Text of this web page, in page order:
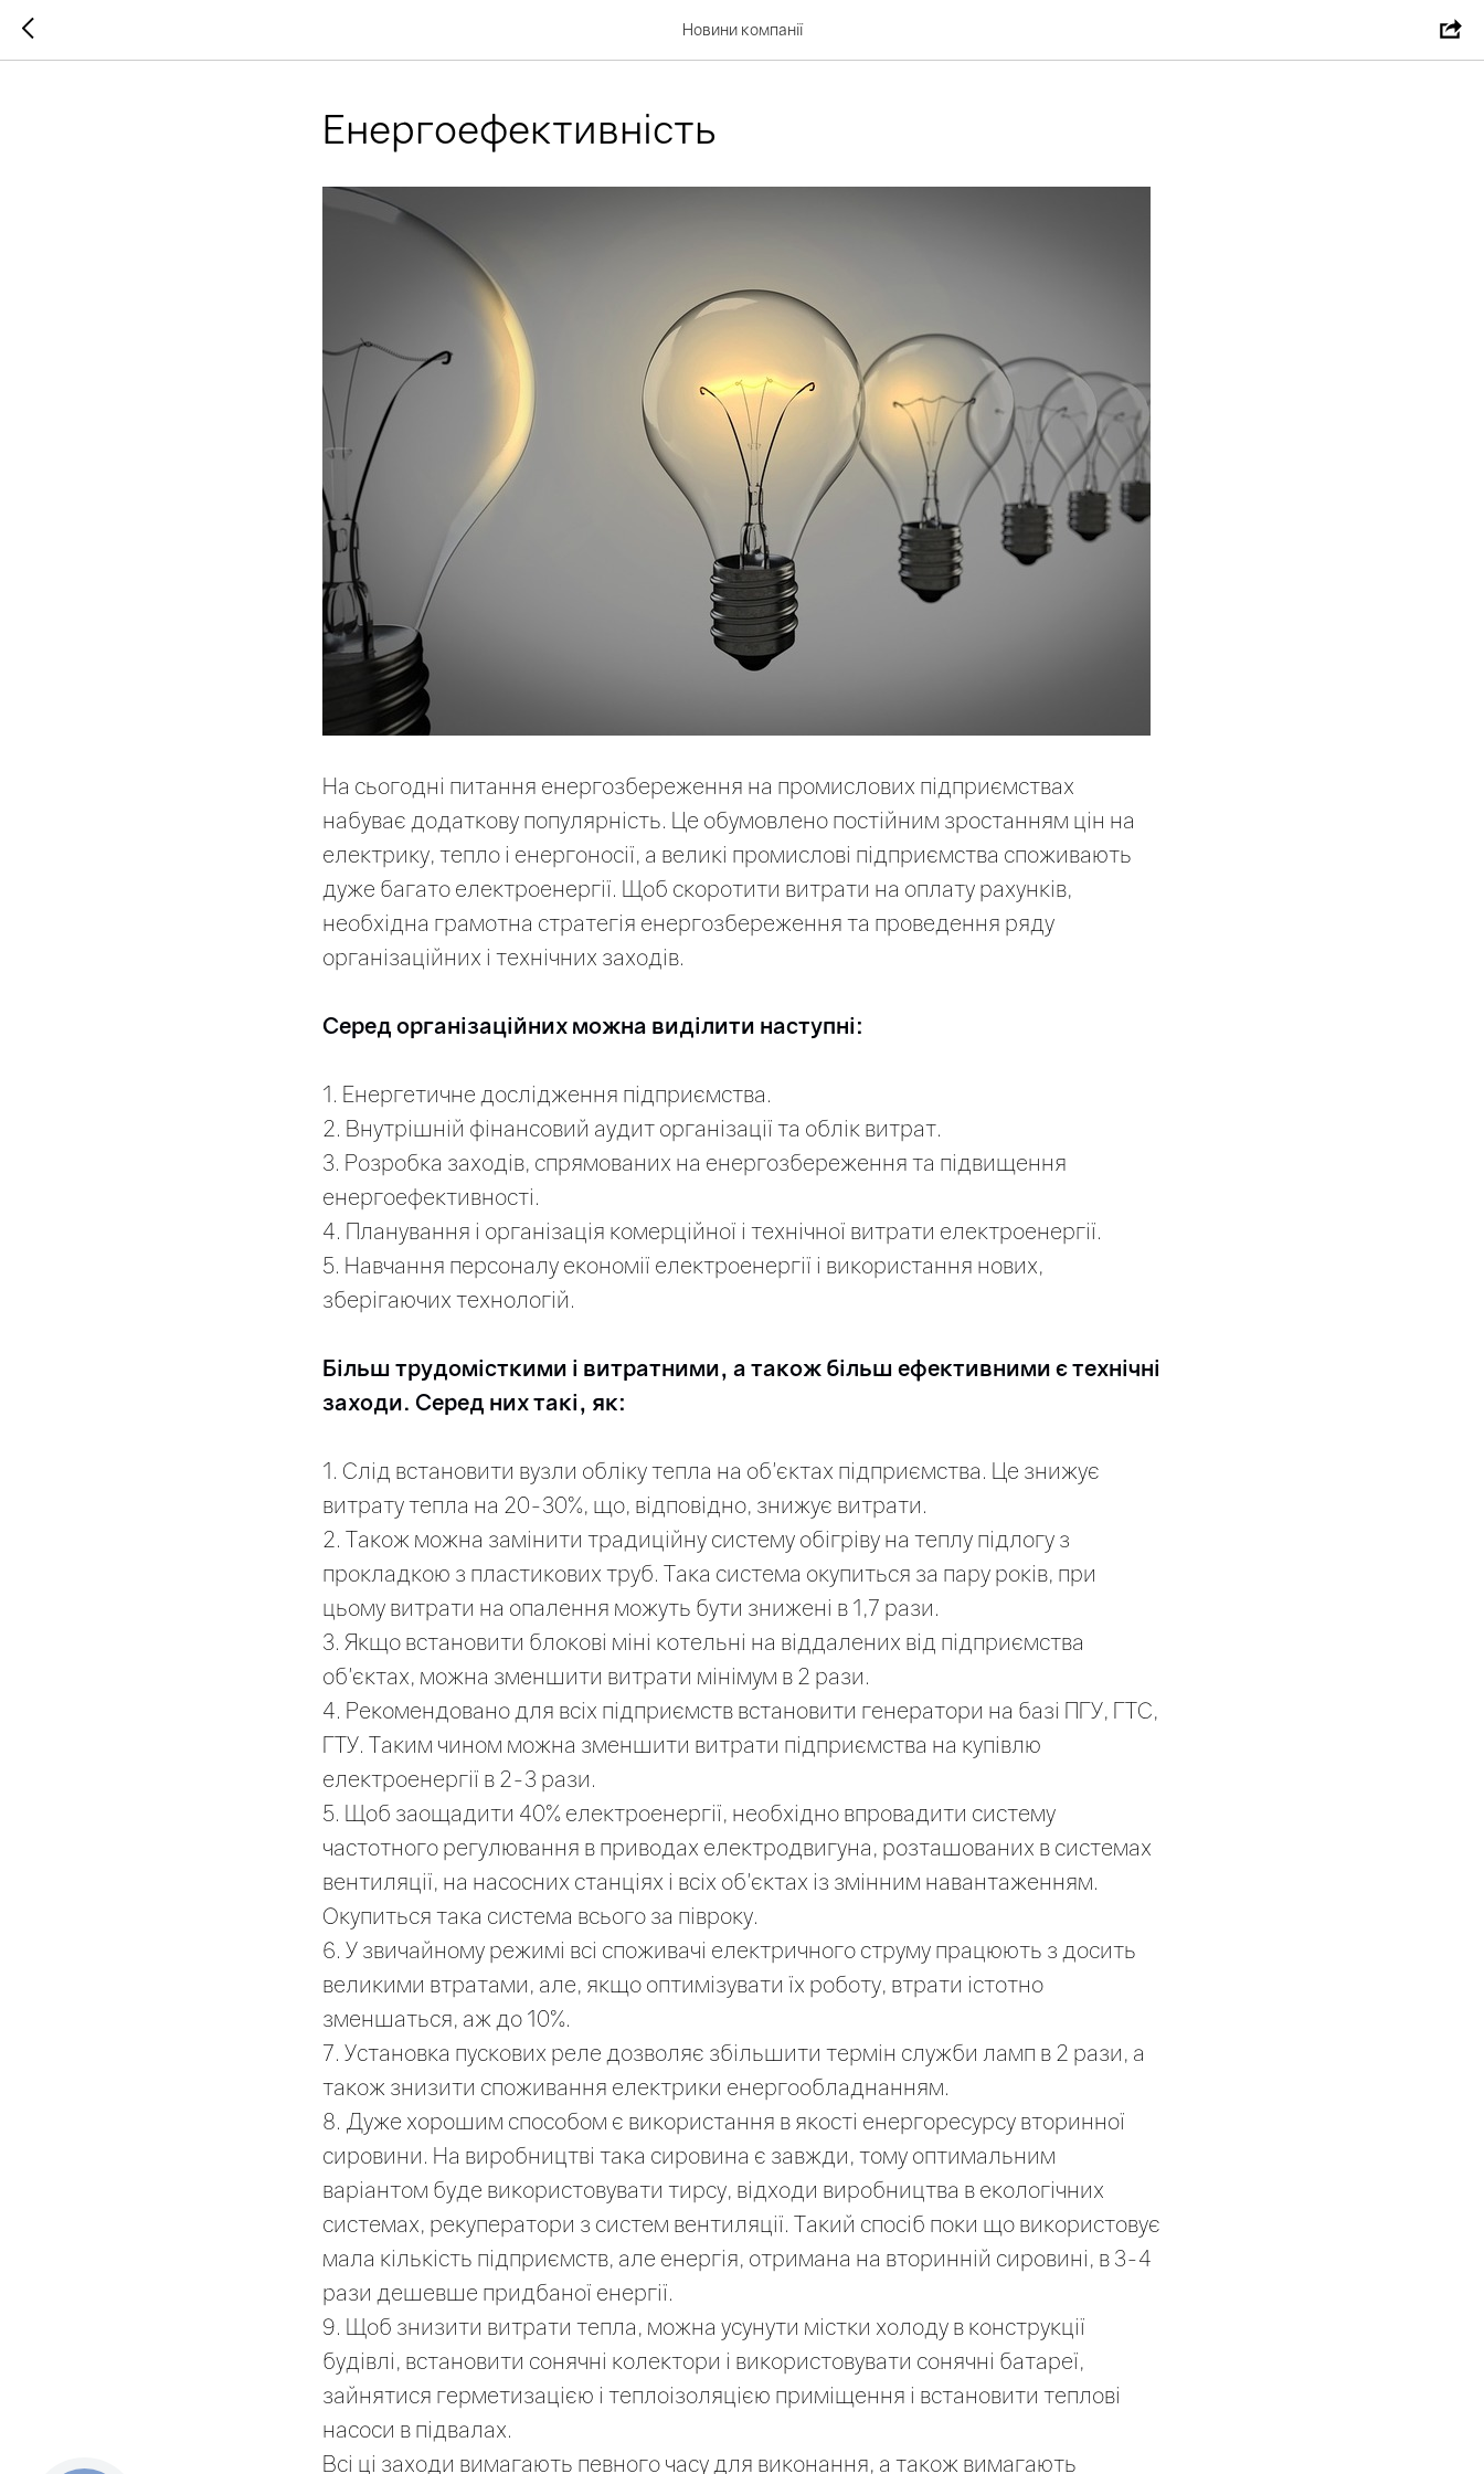
Новини компанії
Енергоефективність
На сьогодні питання енергозбереження на промислових підприємствах
набуває додаткову популярність. Це обумовлено постійним зростанням цін на
електрику, тепло і енергоносії, а великі промислові підприємства споживають
дуже багато електроенергії. Щоб скоротити витрати на оплату рахунків,
необхідна грамотна стратегія енергозбереження та проведення ряду
організаційних і технічних заходів.
Серед організаційних можна виділити наступні:
1. Енергетичне дослідження підприємства.
2. Внутрішній фінансовий аудит організації та облік витрат.
3. Розробка заходів, спрямованих на енергозбереження та підвищення
енергоефективності.
4. Планування і організація комерційної і технічної витрати електроенергії.
5. Навчання персоналу економії електроенергії і використання нових,
зберігаючих технологій.
Більш трудомісткими і витратними, а також більш ефективними є технічні
заходи. Серед них такі, як:
1. Слід встановити вузли обліку тепла на об'єктах підприємства. Це знижує
витрату тепла на 20-30%, що, відповідно, знижує витрати.
2. Також можна замінити традиційну систему обігріву на теплу підлогу з
прокладкою з пластикових труб. Така система окупиться за пару років, при
цьому витрати на опалення можуть бути знижені в 1,7 рази.
3. Якщо встановити блокові міні котельні на віддалених від підприємства
об'єктах, можна зменшити витрати мінімум в 2 рази.
4. Рекомендовано для всіх підприємств встановити генератори на базі ПГУ, ГТС,
ГТУ. Таким чином можна зменшити витрати підприємства на купівлю
електроенергії в 2-3 рази.
5. Щоб заощадити 40% електроенергії, необхідно впровадити систему
частотного регулювання в приводах електродвигуна, розташованих в системах
вентиляції, на насосних станціях і всіх об'єктах із змінним навантаженням.
Окупиться така система всього за півроку.
6. У звичайному режимі всі споживачі електричного струму працюють з досить
великими втратами, але, якщо оптимізувати їх роботу, втрати істотно
зменшаться, аж до 10%.
7. Установка пускових реле дозволяє збільшити термін служби ламп в 2 рази, а
також знизити споживання електрики енергообладнанням.
8. Дуже хорошим способом є використання в якості енергоресурсу вторинної
сировини. На виробництві така сировина є завжди, тому оптимальним
варіантом буде використовувати тирсу, відходи виробництва в екологічних
системах, рекуператори з систем вентиляції. Такий спосіб поки що використовує
мала кількість підприємств, але енергія, отримана на вторинній сировині, в 3-4
рази дешевше придбаної енергії.
9. Щоб знизити витрати тепла, можна усунути містки холоду в конструкції
будівлі, встановити сонячні колектори і використовувати сонячні батареї,
зайнятися герметизацією і теплоізоляцією приміщення і встановити теплові
насоси в підвалах.
Всі ці заходи вимагають певного часу для виконання, а також вимагають